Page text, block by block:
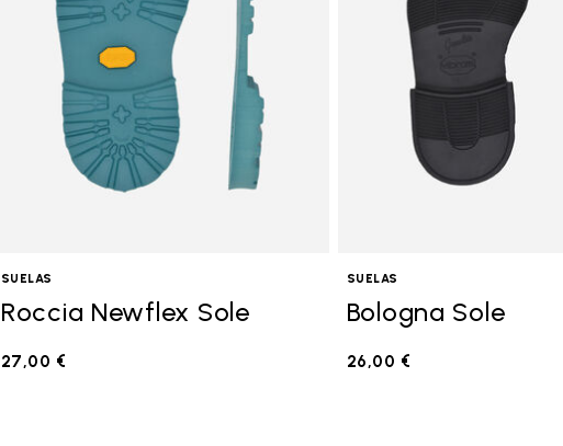
SUELAS
Roccia Newflex Sole
27,00 €
SUELAS
Bologna Sole
26,00 €